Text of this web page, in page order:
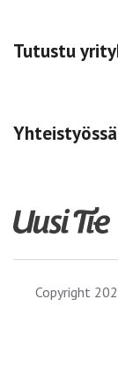
Tutustu
Yhteistyössä
Copyright